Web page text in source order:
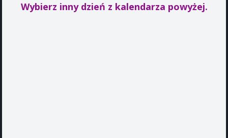
Wybierz inny dzień z kalendarza powyżej.